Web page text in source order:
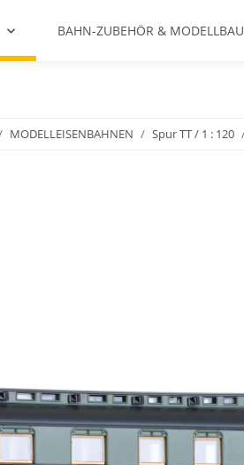
BAHN-ZUBEHÖR & MODELLBAU
MODELLEISENBAHNEN Spur TT / 1 : 120